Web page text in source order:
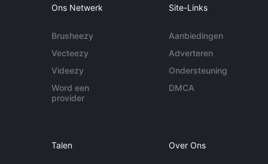
Ons Netwerk
Brusheezy
Vecteezy
Videezy
Word een
provider
Site-Links
Aanbiedingen
Adverteren
Ondersteuning
DMCA
Talen Over Ons